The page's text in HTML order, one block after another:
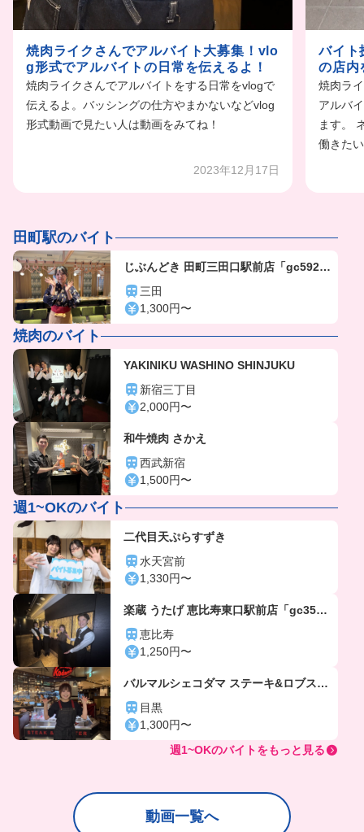
焼肉ライクさんでアルバイト大募集！vlo
g形式でアルバイトの日常を伝えるよ！
焼肉ライクさんでアルバイトをする日常をvlogで
伝えるよ。バッシングの仕方やまかないなどvlog
形式動画で見たい人は動画をみてね！
2023年12月17日
バイト
の店内
焼肉ラ
アルバ
ます。
働きた
田町駅のバイト
じぶんどき 田町三田口駅前店「gc592
5」三田
1,300円〜
焼肉のバイト
YAKINIKU WASHINO SHINJUKU
新宿三丁目
2,000円〜
和牛焼肉 さかえ
西武新宿
1,500円〜
週1~OKのバイト
二代目天ぷらすずき
水天宮前
1,330円〜
楽蔵 うたげ 恵比寿東口駅前店「gc356
4」恵比寿
1,250円〜
バルマルシェコダマ ステーキ&ロブスタ
ー アトレ目黒店
目黒
1,300円〜
週1~OKのバイトをもっと見る
動画一覧へ